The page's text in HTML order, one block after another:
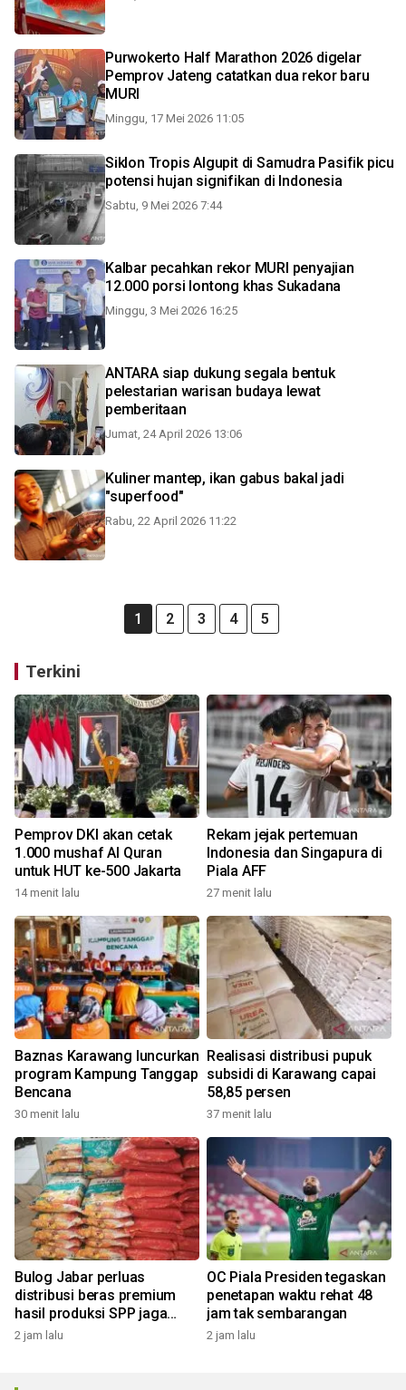
Purwokerto Half Marathon 2026 digelar
Pemprov Jateng catatkan dua rekor baru
MURI
Minggu, 17 Mei 2026 11:05
Siklon Tropis Algupit di Samudra Pasifik picu
potensi hujan signifikan di Indonesia
Sabtu, 9 Mei 2026 7:44
Kalbar pecahkan rekor MURI penyajian
12.000 porsi lontong khas Sukadana
Minggu, 3 Mei 2026 16:25
ANTARA siap dukung segala bentuk
pelestarian warisan budaya lewat
pemberitaan
Jumat, 24 April 2026 13:06
Kuliner mantep, ikan gabus bakal jadi
"superfood"
Rabu, 22 April 2026 11:22
1 2 3 4 5
Terkini
Pemprov DKI akan cetak
1.000 mushaf Al Quran
untuk HUT ke-500 Jakarta
14 menit lalu
Rekam jejak pertemuan
Indonesia dan Singapura di
Piala AFF
27 menit lalu
Baznas Karawang luncurkan
program Kampung Tanggap
Bencana
30 menit lalu
Realisasi distribusi pupuk
subsidi di Karawang capai
58,85 persen
37 menit lalu
Bulog Jabar perluas
distribusi beras premium
hasil produksi SPP jaga
harga sesuai HET
2 jam lalu
OC Piala Presiden tegaskan
penetapan waktu rehat 48
jam tak sembarangan
2 jam lalu